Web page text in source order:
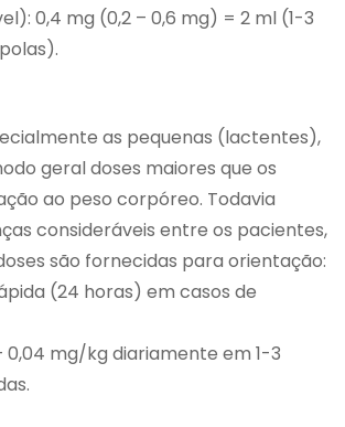
0,4 mg (0,2 – 0,6 mg) = 2 ml (1-3
as pequenas (lactentes),
geral doses maiores que os
ao peso corpóreo. Todavia
consideráveis entre os pacientes,
são fornecidas para orientação:
(24 horas) em casos de
0,04 mg/kg diariamente em 1-3